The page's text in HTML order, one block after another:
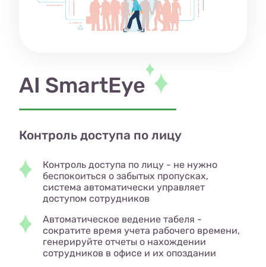
AI SmartEye
Контроль доступа по лицу
Контроль доступа по лицу - не нужно
беспокоиться о забытых пропусках,
система автоматически управляет
доступом сотрудников
Автоматическое ведение табеля -
сократите время учета рабочего времени,
генерируйте отчеты о нахождении
сотрудников в офисе и их опоздании